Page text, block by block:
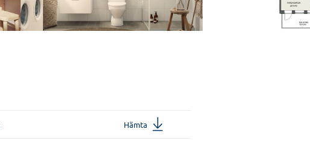
Hämta